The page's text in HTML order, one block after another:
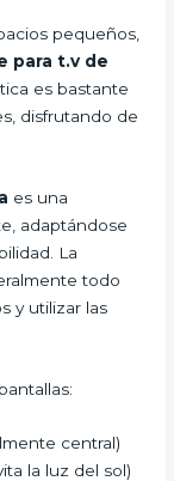
pequeños,
para t.v de
es bastante
disfrutando de
es una
adaptándose
La
todo
y utilizar las
central)
la luz del sol)